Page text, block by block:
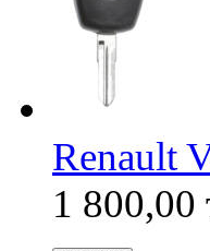
Renault
1 800,00